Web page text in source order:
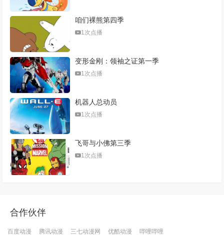
咱们裸熊第四季
1次点播
变形金刚：领袖之证第一季
1次点播
机器人总动员
1次点播
飞哥与小佛第三季
1次点播
合作伙伴
百度动漫 腾讯动漫 三七动漫网 优酷动漫 哔哩哔哩